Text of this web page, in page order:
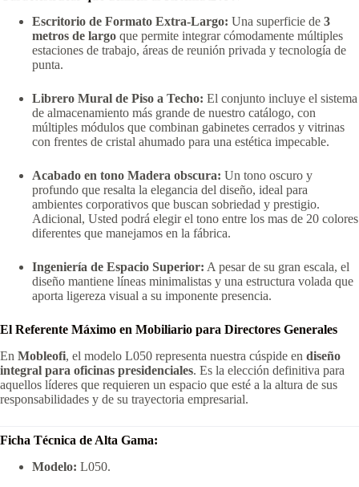
Escritorio de Formato Extra-Largo: Una superficie de 3
metros de largo que permite integrar cómodamente múltiples
estaciones de trabajo, áreas de reunión privada y tecnología de
punta.
Librero Mural de Piso a Techo: El conjunto incluye el sistema
de almacenamiento más grande de nuestro catálogo, con
múltiples módulos que combinan gabinetes cerrados y vitrinas
con frentes de cristal ahumado para una estética impecable.
Acabado en tono Madera obscura: Un tono oscuro y
profundo que resalta la elegancia del diseño, ideal para
ambientes corporativos que buscan sobriedad y prestigio.
Adicional, Usted podrá elegir el tono entre los mas de 20 colores
diferentes que manejamos en la fábrica.
Ingeniería de Espacio Superior: A pesar de su gran escala, el
diseño mantiene líneas minimalistas y una estructura volada que
aporta ligereza visual a su imponente presencia.
El Referente Máximo en Mobiliario para Directores Generales
En Mobleofi, el modelo L050 representa nuestra cúspide en diseño
integral para oficinas presidenciales. Es la elección definitiva para
aquellos líderes que requieren un espacio que esté a la altura de sus
responsabilidades y de su trayectoria empresarial.
Ficha Técnica de Alta Gama:
Modelo: L050.